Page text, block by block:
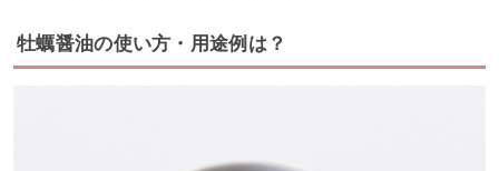
牡蠣醤油の使い方・用途例は？